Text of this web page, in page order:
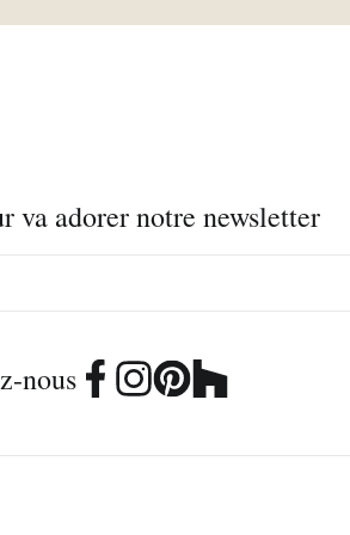
va adorer notre newsletter
nous